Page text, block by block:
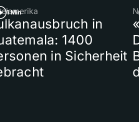
1 Min
in
1400
in Sicherheit